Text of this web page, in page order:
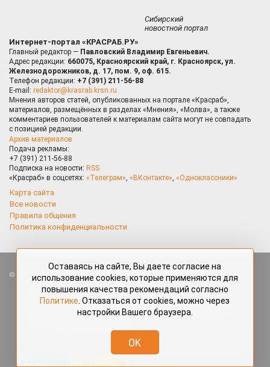
Сибирский
новостной портал
Интернет-портал «КРАСРАБ.РУ»
Главный редактор — Павловский Владимир Евгеньевич.
Адрес редакции: 660075, Красноярский край, г. Красноярск, ул.
Железнодорожников, д. 17, пом. 9, оф. 615.
Телефон редакции: +7 (391) 211-56-88
E-mail: redaktor@krasrab.krsn.ru
Мнения авторов статей, опубликованных на портале «Красраб»,
материалов, размещённых в разделах «Мнения», «Молва», а также
комментариев пользователей к материалам сайта могут не совпадать
с позицией редакции.
Архив материалов
Подача рекламы:
+7 (391) 211-56-88
Подписка на новости: RSS
«Красраб» в соцсетях: «Телеграм», «ВКонтакте», «Одноклассники»
Карта сайта
Все новости
Правила общения
Политика конфиденциальности
Все права защищены. Любые материалы, размещённые на портале
«Красраб.ру» сотрудниками редакции, нештатными авторами
и читателями, являются объектами авторского права. Полное или
частичное использование материалов, размещённых на портале
«Красраб.ру», допускается только с письменного согласия редакции
redaktor@krasrab.krsn.ru.
Оставаясь на сайте, Вы даете согласие на
использование cookies, которые применяются для
повышения качества рекомендаций согласно
Политике . Отказаться от cookies, можно через
настройки Вашего браузера.
OK